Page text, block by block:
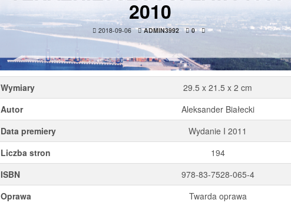
2010
2018-09-06 ADMIN3992 0
Wymiary
29.5 x 21.5 x 2 cm
Autor
Aleksander Białecki
Data premiery
Wydanie I 2011
Liczba stron
194
ISBN
978-83-7528-065-4
Oprawa
Twarda oprawa